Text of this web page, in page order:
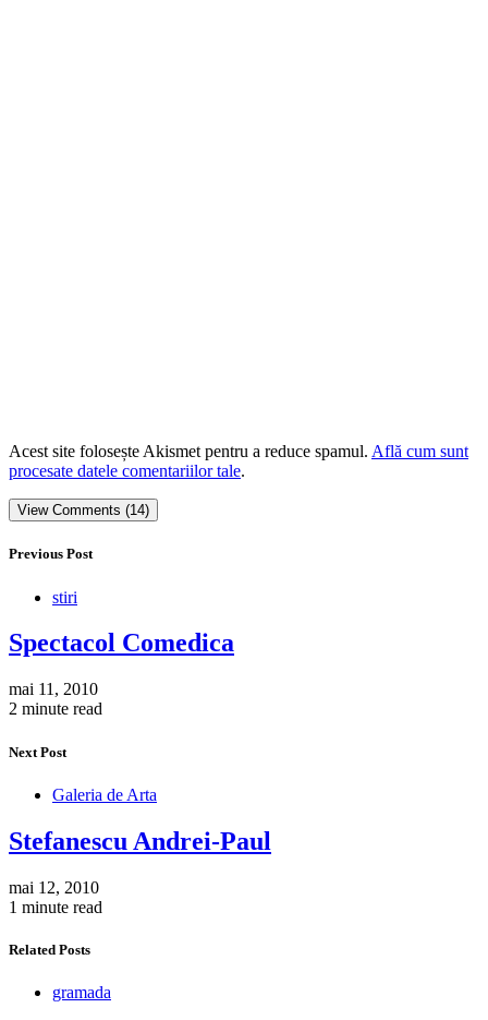
Acest site folosește Akismet pentru a reduce spamul. Află cum sunt
procesate datele comentariilor tale.
View Comments (14)
Previous Post
stiri
Spectacol Comedica
mai 11, 2010
2 minute read
Next Post
Galeria de Arta
Stefanescu Andrei-Paul
mai 12, 2010
1 minute read
Related Posts
gramada